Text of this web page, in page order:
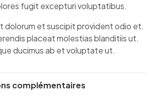
fugit excepturi voluptatibus.
dolorum et suscipit provident odio et.
placeat molestias blanditiis ut.
ducimus ab et voluptate ut.
complémentaires